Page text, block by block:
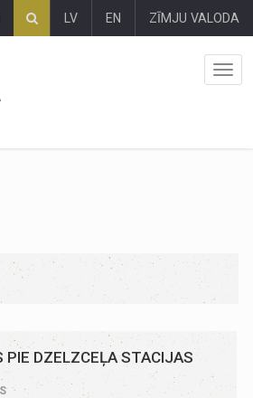
LV EN ZĪMJU VALODA
PIE DZELZCEĻA STACIJAS